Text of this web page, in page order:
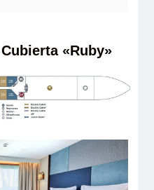
«Ruby»